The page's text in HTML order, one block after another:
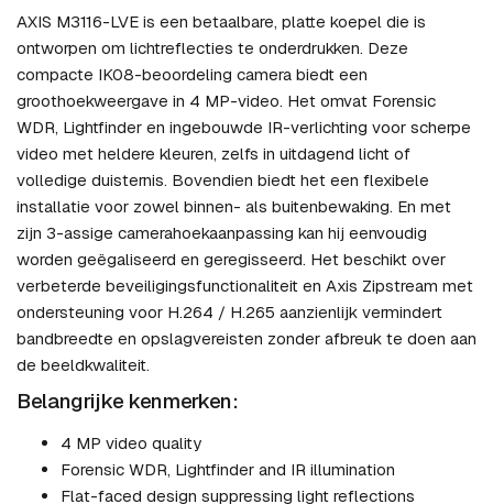
AXIS M3116-LVE is een betaalbare, platte koepel die is
ontworpen om lichtreflecties te onderdrukken. Deze
compacte IK08-beoordeling camera biedt een
groothoekweergave in 4 MP-video. Het omvat Forensic
WDR, Lightfinder en ingebouwde IR-verlichting voor scherpe
video met heldere kleuren, zelfs in uitdagend licht of
volledige duisternis. Bovendien biedt het een flexibele
installatie voor zowel binnen- als buitenbewaking. En met
zijn 3-assige camerahoekaanpassing kan hij eenvoudig
worden geëgaliseerd en geregisseerd. Het beschikt over
verbeterde beveiligingsfunctionaliteit en Axis Zipstream met
ondersteuning voor H.264 / H.265 aanzienlijk vermindert
bandbreedte en opslagvereisten zonder afbreuk te doen aan
de beeldkwaliteit.
Belangrijke kenmerken:
4 MP video quality
Forensic WDR, Lightfinder and IR illumination
Flat-faced design suppressing light reflections